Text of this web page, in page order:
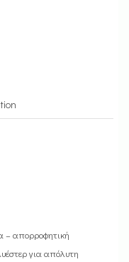
– απορροφητική
για απόλυτη